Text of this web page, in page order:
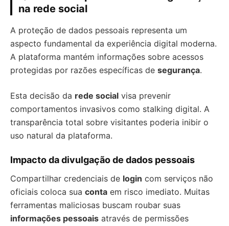
na rede social
A proteção de dados pessoais representa um
aspecto fundamental da experiência digital moderna.
A plataforma mantém informações sobre acessos
protegidas por razões específicas de segurança.
Esta decisão da rede social visa prevenir
comportamentos invasivos como stalking digital. A
transparência total sobre visitantes poderia inibir o
uso natural da plataforma.
Impacto da divulgação de dados pessoais
Compartilhar credenciais de login com serviços não
oficiais coloca sua conta em risco imediato. Muitas
ferramentas maliciosas buscam roubar suas
informações pessoais através de permissões